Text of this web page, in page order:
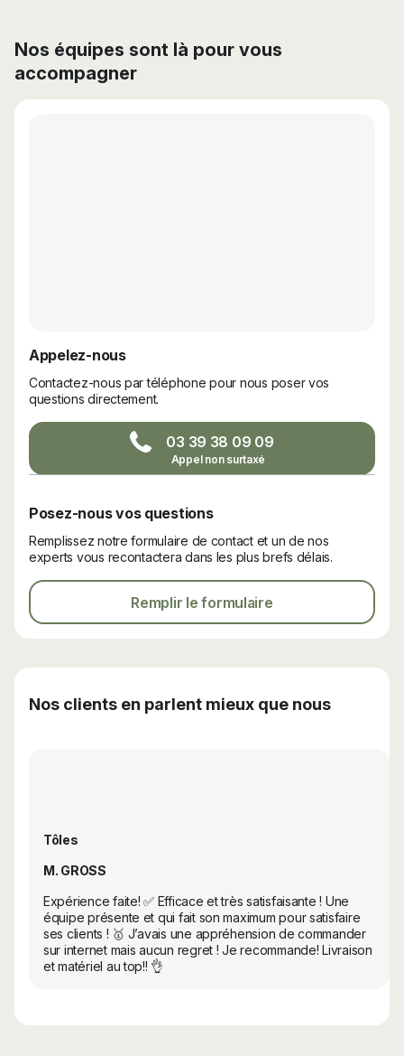
Nos équipes sont là pour vous
accompagner
Appelez-nous
Contactez-nous par téléphone pour nous poser vos
questions directement.
03 39 38 09 09
Posez-nous vos questions
Remplissez notre formulaire de contact et un de nos
experts vous recontactera dans les plus brefs délais.
Remplir le formulaire
Nos clients en parlent mieux que nous
Tôles
M. GROSS
Expérience faite! ✅ Efficace et très satisfaisante ! Une
équipe présente et qui fait son maximum pour satisfaire
ses clients ! 🥇 J’avais une appréhension de commander
sur internet mais aucun regret ! Je recommande! Livraison
et matériel au top!! 👌